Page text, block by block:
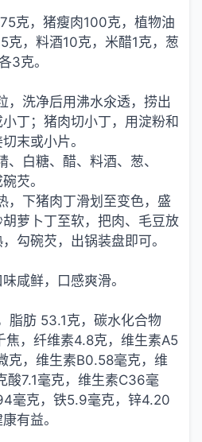
克，猪瘦肉100克，植物油
，料酒10克，米醋1克，葱
3克。
洗净后用沸水氽透，捞出
丁；猪肉切小丁，用淀粉和
末或小片。
白糖、醋、料酒、葱、
芡。
下猪肉丁滑划至变色，盛
萝卜丁至软，把肉、毛豆放
勾碗芡，出锅装盘即可。
咸鲜，口感爽滑。
脂肪 53.1克，碳水化合物
焦，纤维素4.8克，维生素A5
克，维生素B0.58毫克，维
酸7.1毫克，维生素C36毫
毫克，铁5.9毫克，锌4.20
有益。